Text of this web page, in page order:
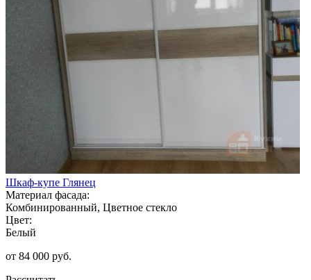
Шкаф-купе Глянец
Материал фасада:
Комбинированный, Цветное стекло
Цвет:
Белый
от 84 000 руб.